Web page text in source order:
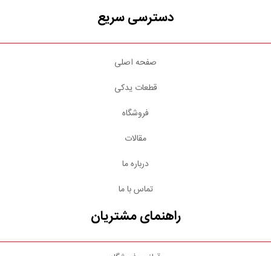
دسترسی سریع
صفحه اصلی
قطعات یدکی
فروشگاه
مقالات
درباره ما
تماس با ما
راهنمای مشتریان